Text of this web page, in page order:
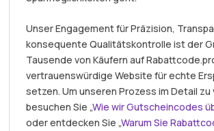
Unser Engagement für Präzision,
konsequente Qualitätskontrolle ist der
Tausende von Käufern auf
vertrauenswürdige Website für echte
setzen. Um unseren Prozess im Detail
besuchen Sie „Wie wir Gutscheincodes
oder entdecken Sie „Warum Sie